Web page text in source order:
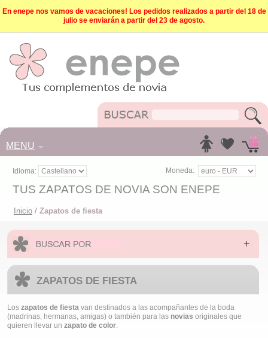
En enepe nos vamos de vacaciones! Los pedidos realizados a partir del 18 de
julio se enviarán a partir del 23 de agosto.
MENU
Idioma: Moneda:
TUS ZAPATOS DE NOVIA SON ENEPE
Inicio / Zapatos de fiesta
ZAPATOS DE FIESTA
Los zapatos de fiesta van destinados a las acompañantes de la boda
(madrinas, hermanas, amigas) o también para las novias originales que
quieren llevar un zapato de color.